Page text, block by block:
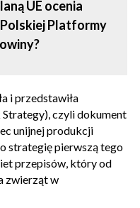
UE ocenia
Platformy
i przedstawiła
czyli dokument
unijnej produkcji
strategię pierwszą tego
przepisów, który od
zwierząt w